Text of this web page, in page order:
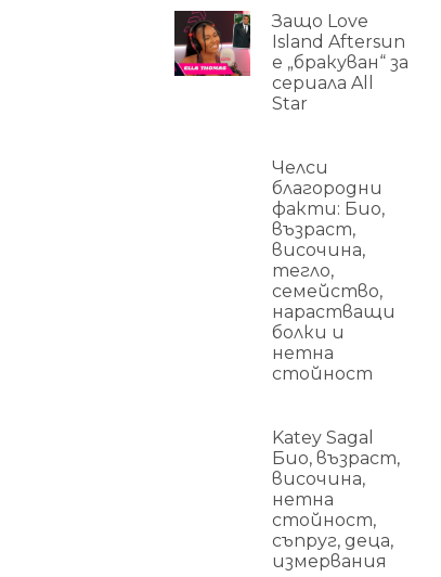
Защо Love
Island Aftersun
е „бракуван“ за
сериала All
Star
Челси
благородни
факти: Био,
възраст,
височина,
тегло,
семейство,
нарастващи
болки и
нетна
стойност
Katey Sagal
Био, възраст,
височина,
нетна
стойност,
съпруг, деца,
измервания